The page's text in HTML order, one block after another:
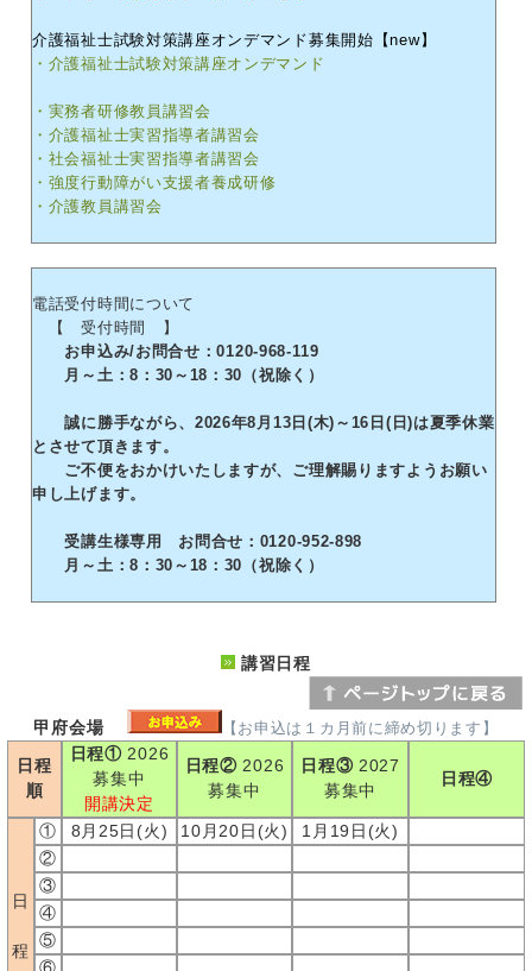
介護福祉士試験対策講座オンデマンド募集開始【new】
・介護福祉士試験対策講座オンデマンド
・実務者研修教員講習会
・介護福祉士実習指導者講習会
・社会福祉士実習指導者講習会
・強度行動障がい支援者養成研修
・介護教員講習会
電話受付時間について
【 受付時間 】
お申込み/お問合せ：0120-968-119
月～土：8：30～18：30（祝除く）
誠に勝手ながら、2026年8月13日(木)～16日(日)は夏季休業
とさせて頂きます。
ご不便をおかけいたしますが、ご理解賜りますようお願い
申し上げます。
受講生様専用 お問合せ：0120-952-898
月～土：8：30～18：30（祝除く）
講習日程
甲府会場 【お申込は１カ月前に締め切ります】
日程
順
日程①2026
募集中
開講決定
日程②2026
募集中
日程③2027
募集中
日程④
日
程
① 8月25日(火) 10月20日(火)
1月19日(火)
②
③
④
⑤